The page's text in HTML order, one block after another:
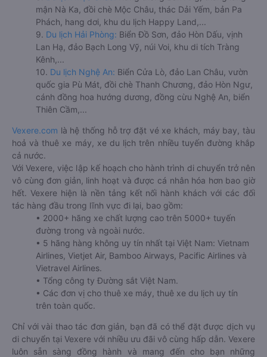
mận Nà Ka, đồi chè Mộc Châu, thác Dải Yếm, bản Pa
Phách, hang dơi, khu du lịch Happy Land,...
9. Du lịch Hải Phòng: Biển Đồ Sơn, đảo Hòn Dấu, vịnh
Lan Hạ, đảo Bạch Long Vỹ, núi Voi, khu di tích Tràng
Kênh,...
10. Du lịch Nghệ An: Biển Cửa Lò, đảo Lan Châu, vườn
quốc gia Pù Mát, đồi chè Thanh Chương, đảo Hòn Ngư,
cánh đồng hoa hướng dương, đồng cừu Nghệ An, biển
Thiên Cầm,...
Vexere.com là hệ thống hỗ trợ đặt vé xe khách, máy bay, tàu
hoả và thuê xe máy, xe du lịch trên nhiều tuyến đường khắp
cả nước.
Với Vexere, việc lập kế hoạch cho hành trình di chuyển trở nên
vô cùng đơn giản, linh hoạt và được cá nhân hóa hơn bao giờ
hết. Vexere hiện là nền tảng kết nối hành khách với các đối
tác hàng đầu trong lĩnh vực đi lại, bao gồm:
• 2000+ hãng xe chất lượng cao trên 5000+ tuyến
đường trong và ngoài nước.
• 5 hãng hàng không uy tín nhất tại Việt Nam: Vietnam
Airlines, Vietjet Air, Bamboo Airways, Pacific Airlines và
Vietravel Airlines.
• Tổng công ty Đường sắt Việt Nam.
• Các đơn vị cho thuê xe máy, thuê xe du lịch uy tín
trên toàn quốc.
Chỉ với vài thao tác đơn giản, bạn đã có thể đặt được dịch vụ
di chuyển tại Vexere với nhiều ưu đãi vô cùng hấp dẫn. Vexere
luôn sẵn sàng đồng hành và mang đến cho bạn những